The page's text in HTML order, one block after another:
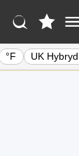
°F UK Hybryd